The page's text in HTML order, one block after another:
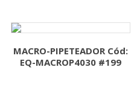
MACRO-PIPETEADOR Cód:
EQ-MACROP4030 #199